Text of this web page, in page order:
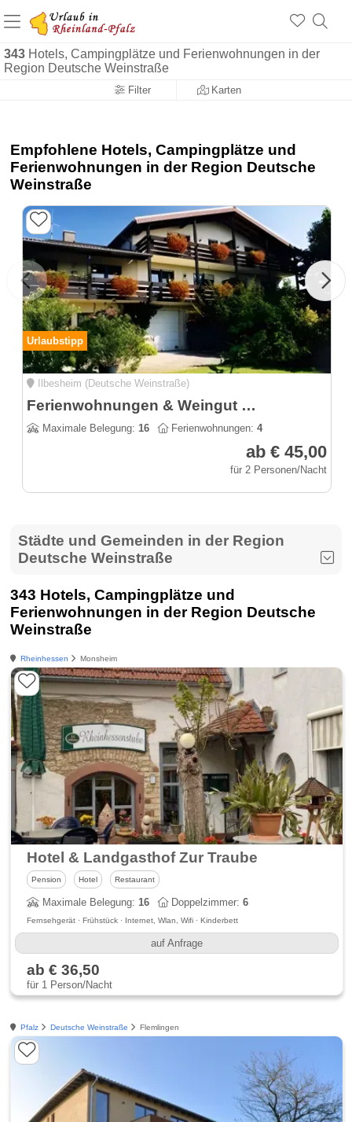
343 Hotels, Campingplätze und Ferienwohnungen in der
Region Deutsche Weinstraße
Filter Karten
+1.500 Unterkünfte in Rheinland-Pfalz
+1.000 Sehenswürdigkeiten
Über 25 Jahre online
Empfohlene Hotels, Campingplätze und
Ferienwohnungen in der Region Deutsche
Weinstraße
Urlaubstipp
Ilbesheim (Deutsche Weinstraße)
Ferienwohnungen & Weingut Becker - Heißbühlerhof
Maximale Belegung: 16 Ferienwohnungen: 4
ab € 45,00
für 2 Personen/Nacht
Städte und Gemeinden in der Region
Deutsche Weinstraße
343 Hotels, Campingplätze und
Ferienwohnungen in der Region Deutsche
Weinstraße
Rheinhessen Monsheim
Hotel & Landgasthof Zur Traube
Pension Hotel Restaurant
Maximale Belegung:16 Doppelzimmer:6
Fernsehgerät · Frühstück · Internet, Wlan, Wifi · Kinderbett
auf Anfrage
ab € 36,50
für 1 Person/Nacht
Pfalz Deutsche Weinstraße Flemlingen